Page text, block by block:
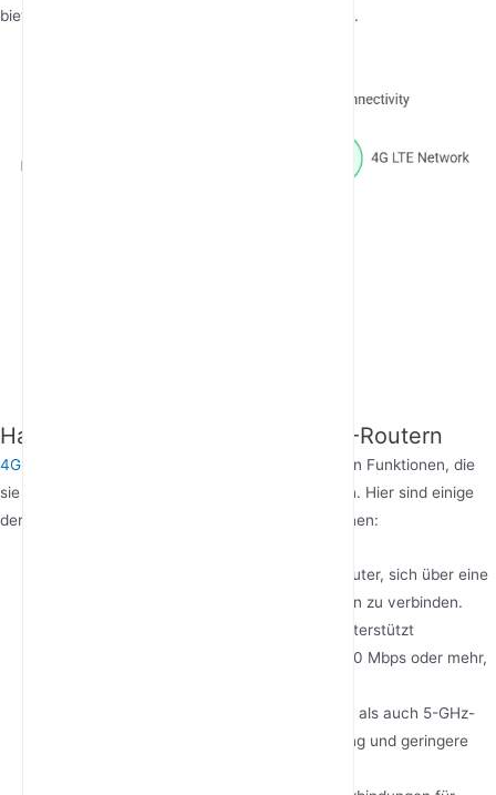
bietet so eine flexible und tragbare Internetlösung.
Hauptmerkmale von 4G-LTE-CPE-Routern
4G-LTE-CPE-Router
kommen mit einer Vielzahl von Funktionen, die
sie als zuverlässige Internetlösungen auszeichnen. Hier sind einige
der wichtigsten Funktionen, die Sie erwarten können:
: Ermöglicht dem Router, sich über eine
mobile Daten-SIM-Karte mit 4G-LTE-Netzen zu verbinden.
: Unterstützt
Download-Geschwindigkeiten von bis zu 150 Mbps oder mehr,
: Bietet sowohl 2,4-GHz- als auch 5-GHz-
Frequenzbänder für eine bessere Abdeckung und geringere